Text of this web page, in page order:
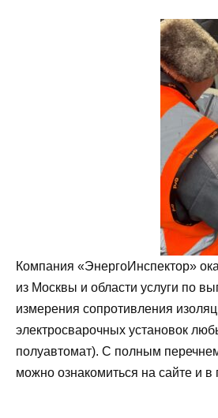
Компания «ЭнергоИнспектор»
из Москвы и области услуги по
измерения сопротивления
электросварочных установок
полуавтомат). С полным
можно ознакомиться на сайте и в